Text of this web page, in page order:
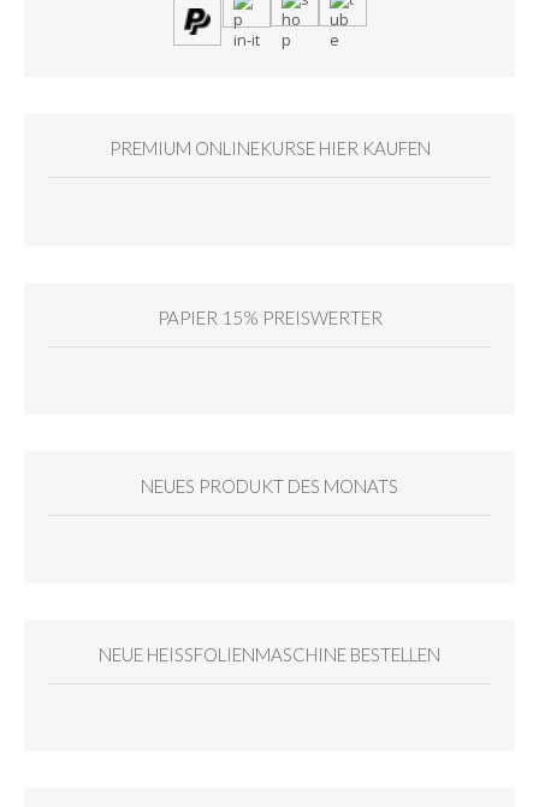
PREMIUM ONLINEKURSE HIER KAUFEN
PAPIER 15% PREISWERTER
NEUES PRODUKT DES MONATS
NEUE HEISSFOLIENMASCHINE BESTELLEN